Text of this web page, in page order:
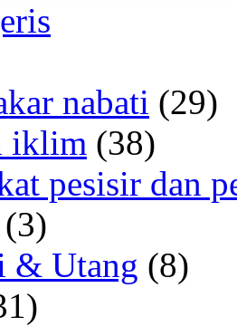
nabati (29)
iklim (38)
pesisir dan
(3)
& Utang (8)